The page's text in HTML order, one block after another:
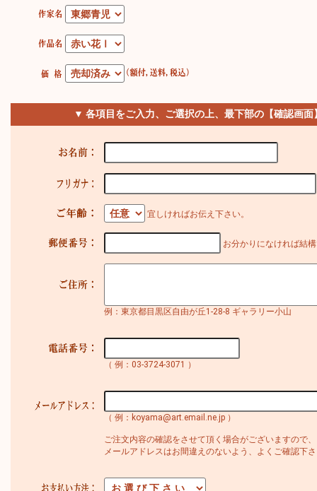
▼ 各項目をご入力、ご選択の上、最下部の【確認画
宜しければお伝え下さい。
お分かりになければ結
例：東京都目黒区自由が丘1-28-8 ギャラリー小山
（ 例：03-3724-3071 ）
（ 例：koyama@art.email.ne.jp ）
ご注文内容の確認をさせて頂く場合がございますので、
メールアドレスはお間違えのないよう、よくご確認下